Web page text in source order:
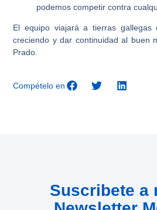
podemos competir contra
El equipo viajará a tierras
creciendo y dar continuidad al buen
Prado.
Compételo en
Suscribete a